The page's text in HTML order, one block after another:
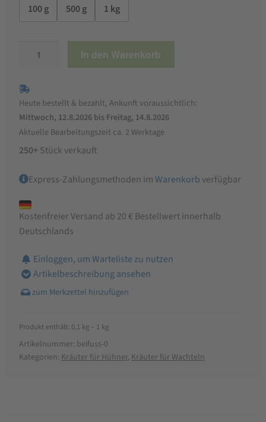
100 g
500 g 1 kg
Beifuß
für
Hühner
und
Wachteln
Menge
In den Warenkorb
Heute bestellt & bezahlt, Ankunft voraussichtlich:
Mittwoch, 12.8.2026 bis Freitag, 14.8.2026
Aktuelle Bearbeitungszeit ca. 2 Werktage
250+Stück verkauft
Express-Zahlungsmethoden imWarenkorb verfügbar
Kostenfreier Versand ab 20 € Bestellwert innerhalb
Deutschlands
Einloggen, um Warteliste zu nutzen
Artikelbeschreibung ansehen
Produkt enthält: 0,1 kg – 1 kg
Artikelnummer: beifuss-0
Kategorien: Kräuter für Hühner, Kräuter für Wachteln